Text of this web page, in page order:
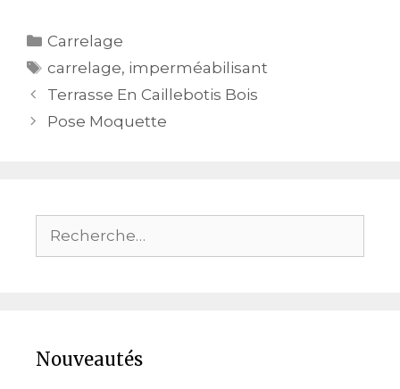
Catégories
Carrelage
Étiquettes
carrelage, imperméabilisant
Navigation
des
Terrasse En Caillebotis Bois
Pose Moquette
Rechercher :
Nouveautés